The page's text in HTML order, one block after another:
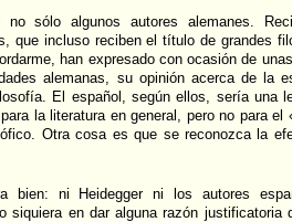
no sólo algunos autores alemanes.
que incluso reciben el título de grandes
han expresado con ocasión de
alemanas, su opinión acerca de la
El español, según ellos, sería una
la literatura en general, pero no para el
Otra cosa es que se reconozca la
bien: ni Heidegger ni los autores
siquiera en dar alguna razón justificatoria